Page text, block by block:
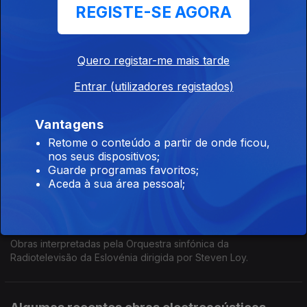
Alguma política na música contemporânea.
08 jun. 2026
Drumming de Steve Reich, ao vivo pelo Colin Currie Group.
Obras interpretadas pela Orquestra sinfónica da
Radiotelevisão da Eslovénia dirigida por Steven Loy.
REGISTE-SE AGORA
Quero registar-me mais tarde
Entrar (utilizadores registados)
Vantagens
Retome o conteúdo a partir de onde ficou,
nos seus dispositivos;
Guarde programas favoritos;
Aceda à sua área pessoal;